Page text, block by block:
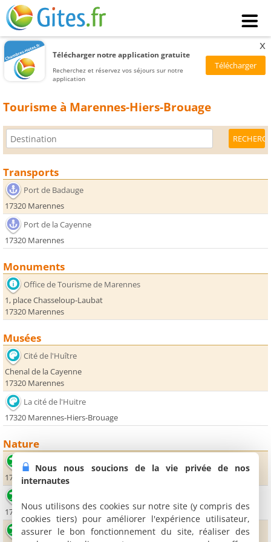
Télécharger notre application gratuite
Recherchez et réservez vos séjours sur notre
application
x
Tourisme à Marennes-Hiers-Brouage
Transports
Port de Badauge
17320 Marennes
Port de la Cayenne
17320 Marennes
Monuments
Office de Tourisme de Marennes
1, place Chasseloup-Laubat
17320 Marennes
Musées
Cité de l'Huître
Chenal de la Cayenne
17320 Marennes
La cité de l'Huitre
17320 Marennes-Hiers-Brouage
Nature
Marennes-Plage
17320 Marennes
17390 La Tremblade
Plage de Bourcefranc
Nous nous soucions de la vie privée de nos
internautes
Nous utilisons des cookies sur notre site (y compris des
cookies tiers) pour améliorer l'expérience utilisateur,
assurer le bon fonctionnement du site, réaliser des